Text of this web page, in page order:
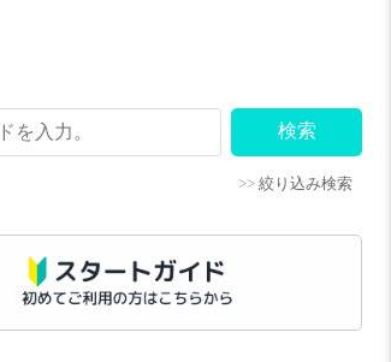
>> 絞り込み検索